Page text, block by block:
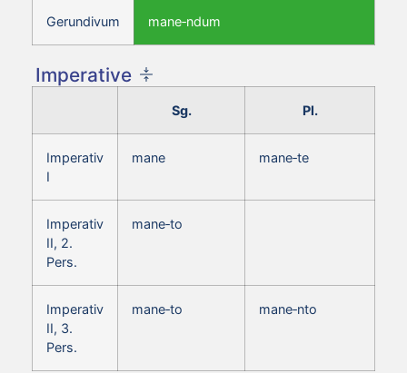
Gerundivum mane‑ndum
Imperative
Sg. Pl.
Imperativ
I
mane mane‑te
Imperativ
II, 2.
Pers.
mane‑to
Imperativ
II, 3.
Pers.
mane‑to mane‑nto